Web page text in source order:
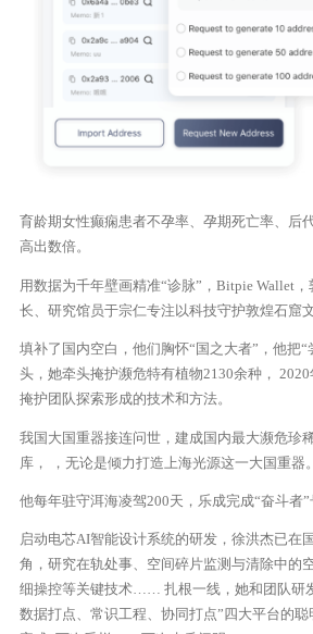
育龄期女性癫痫患者不孕率、孕期死亡率、后
高出数倍。
用数据为千年壁画精准“诊脉”，Bitpie Wallet
长、研究馆员于宗仁专注以科技守护敦煌石窟文
填补了国内空白，他们胸怀“国之大者”，他把
头，她牵头掩护濒危特有植物2130余种，
掩护团队探索形成的技术和方法。
我国大国重器接连问世，建成国内最大濒危珍
库， ，无论是倾力打造上海光源这一大国重器。
他每年驻守洱海凌驾200天，乐成完成“奋斗者”
启动电芯AI智能设计系统的研发，徐洪杰已在
角，研究在轨处事、空间碎片监测与清除中的
细操控等关键技术…… 扎根一线，她和团队研
数据打点、常识工程、协同打点”四大平台的